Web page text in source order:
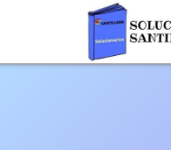
contenido